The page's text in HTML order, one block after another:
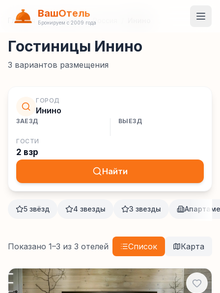
ВашОтель
Бронируем с 2009 года
Главная / Гостиницы / Россия
Гостиницы Инино
3 вариантов размещения
ГОРОД
Инино
ЗАЕЗД ВЫЕЗД
ГОСТИ
2 взр
Найти
5 звёзд 4 звезды 3 звезды
Показано 1–3 из 3 отелей Список Карта